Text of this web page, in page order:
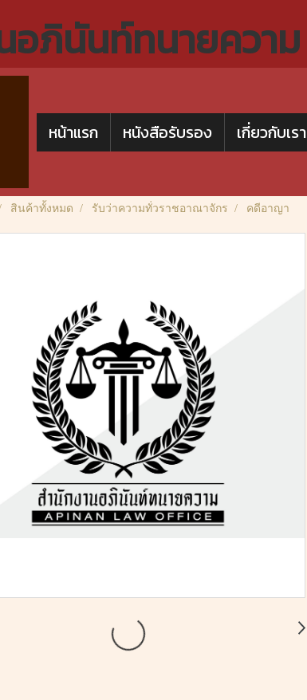
อภินันท์ทนายความ
หน้าแรก หนังสือรับรอง เกี่ยวกับเรา
สินค้าทั้งหมด รับว่าความทั่วราชอาณาจักร คดีอาญา